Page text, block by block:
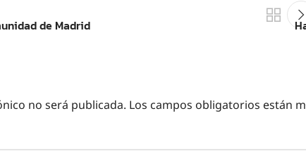
de Madrid
no será publicada. Los campos obligatorios están